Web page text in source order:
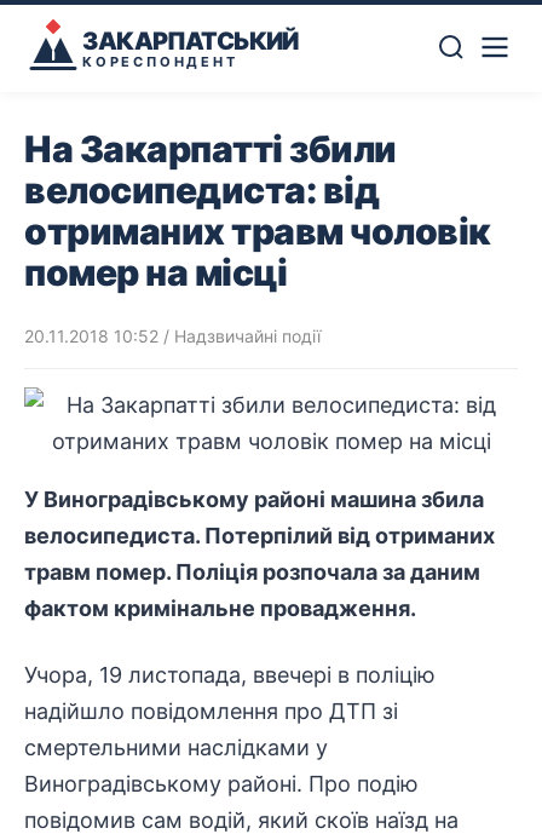
ЗАКАРПАТСЬКИЙ
КОРЕСПОНДЕНТ
На Закарпатті збили
велосипедиста: від
отриманих травм чоловік
помер на місці
20.11.2018 10:52 / Надзвичайні події
У Виноградівському районі машина збила
велосипедиста. Потерпілий від отриманих
травм помер. Поліція розпочала за даним
фактом кримінальне провадження.
Учора, 19 листопада, ввечері в поліцію
надійшло повідомлення про ДТП зі
смертельними наслідками у
Виноградівському районі. Про подію
повідомив сам водій, який скоїв наїзд на